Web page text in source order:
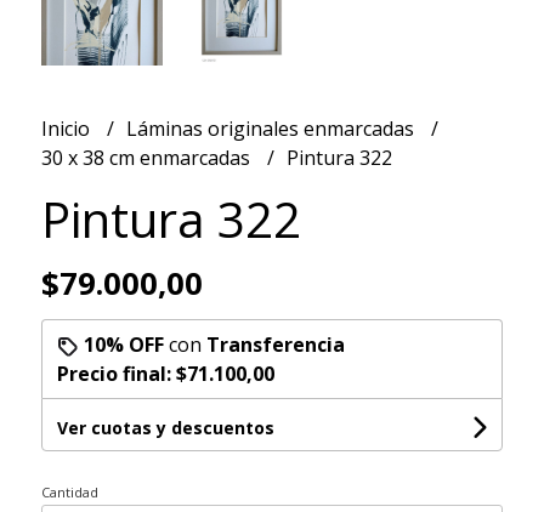
Inicio
Láminas originales enmarcadas
30 x 38 cm enmarcadas
Pintura 322
Pintura 322
$79.000,00
10% OFFcon Transferencia
Precio final:$71.100,00
Ver cuotas y descuentos
Cantidad